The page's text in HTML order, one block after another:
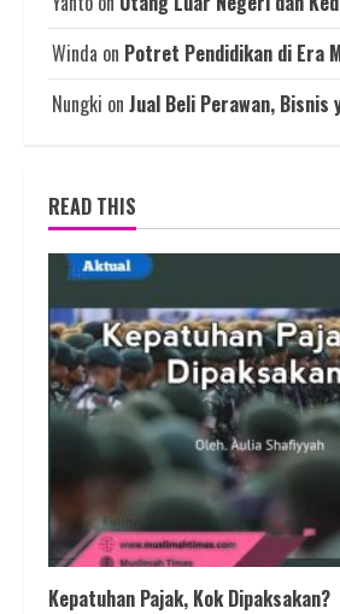
Winda on Potret Pendidikan di Era
Nungki on Jual Beli Perawan, Bisnis
READ THIS
Kepatuhan Pajak, Kok Dipaksakan?